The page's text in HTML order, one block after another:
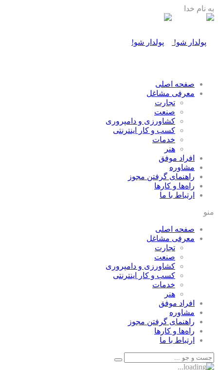
به نام خدا
صفحه اصلی
معرفی مشاغل
تجارت
صنعت
كشاورزی و دامپروری
كسب و كار اينترنتی
خدمات
هنر
افراد موفق
مشاوره
راهنمای گرفتن مجوز
راه‌ها و كارها
ارتباط با ما
منو
صفحه اصلی
معرفی مشاغل
تجارت
صنعت
كشاورزی و دامپروری
كسب و كار اينترنتی
خدمات
هنر
افراد موفق
مشاوره
راهنمای گرفتن مجوز
راه‌ها و كارها
ارتباط با ما